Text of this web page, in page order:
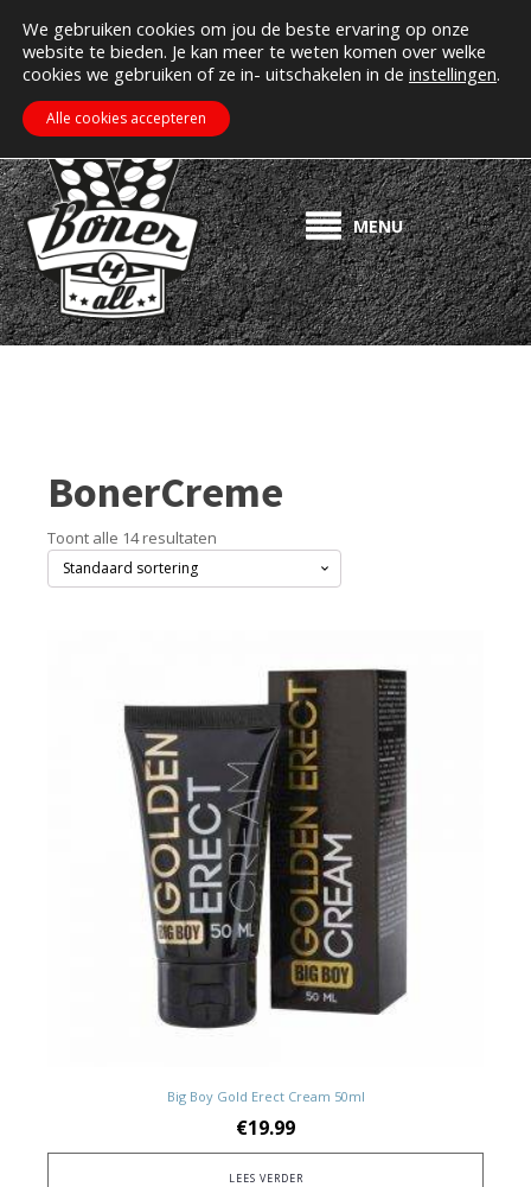
Erectiepillen kopen bij boner4all.nl MIJN ACCOUNT
>> Gratis verzending vanaf €50! <<
ZOEKEN WINKELWAGEN €0.00
MENU
BonerCreme
Toont alle 14 resultaten
Big Boy Gold Erect Cream 50ml
€19.99
LEES VERDER
We gebruiken cookies om jou de beste ervaring op onze
website te bieden. Je kan meer te weten komen over welke
cookies we gebruiken of ze in- uitschakelen in de instellingen.
Alle cookies accepteren